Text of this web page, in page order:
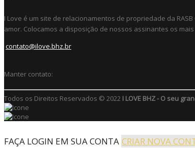
I Love é um site de relacionamentos de propriedade da
amor. Colocamos a disposição de nossos assinantes os
contato@ilove.bhz.br
Manter contato:
Todos os Direitos Reservados © 2022 I LOVE BHZ - O seu
FAÇA LOGIN EM SUA CONTA CRIAR NOVA